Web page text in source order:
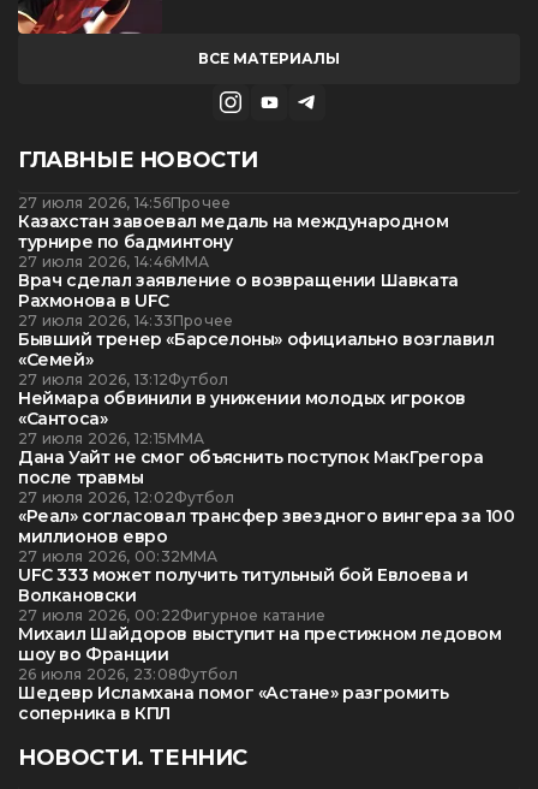
ВСЕ МАТЕРИАЛЫ
ГЛАВНЫЕ НОВОСТИ
27 июля 2026, 14:56Прочее
Казахстан завоевал медаль на международном
турнире по бадминтону
27 июля 2026, 14:46ММА
Врач сделал заявление о возвращении Шавката
Рахмонова в UFC
27 июля 2026, 14:33Прочее
Бывший тренер «Барселоны» официально возглавил
«Семей»
27 июля 2026, 13:12Футбол
Неймара обвинили в унижении молодых игроков
«Сантоса»
27 июля 2026, 12:15ММА
Дана Уайт не смог объяснить поступок МакГрегора
после травмы
27 июля 2026, 12:02Футбол
«Реал» согласовал трансфер звездного вингера за 100
миллионов евро
27 июля 2026, 00:32ММА
UFC 333 может получить титульный бой Евлоева и
Волкановски
27 июля 2026, 00:22Фигурное катание
Михаил Шайдоров выступит на престижном ледовом
шоу во Франции
26 июля 2026, 23:08Футбол
Шедевр Исламхана помог «Астане» разгромить
соперника в КПЛ
НОВОСТИ. ТЕННИС